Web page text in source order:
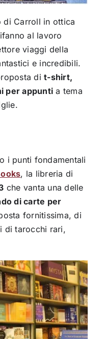
di Carroll in ottica
al lavoro
viaggi della
e incredibili.
dit-shirt,
per appunti a tema
i punti fondamentali
, la libreria di
che vanta una delle
di carte per
fornitissima, di
di tarocchi rari,